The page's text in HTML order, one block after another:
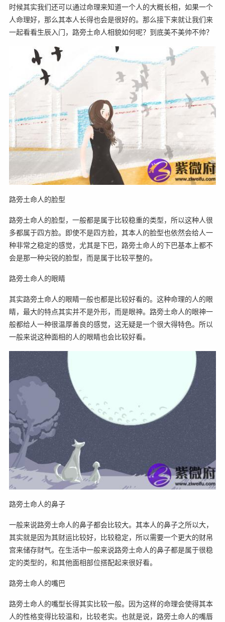
时候其实我们还可以通过命理来知道一个人的大概长相，如果一个
人命理好，那么其本人长得也会是很好的。那么接下来就让我们来
一起看看生辰入门，路旁土命人相貌如何呢？到底美不美帅不帅？
路旁土命人的脸型
路旁土命人的脸型，一般都是属于比较稳重的类型，所以这种人很
多都属于四方脸。即使不是四方脸，其本人的脸型也依然会给人一
种非常之稳定的感觉，尤其是下巴，路旁土命人的下巴基本上都不
会是那一种尖锐的脸型，而是属于比较平整的。
路旁土命人的眼睛
其实路旁土命人的眼睛一般也都是比较好看的。这种命理的人的眼
睛，最大的特点其实并不是外形，而是眼神。路旁土命人的眼神一
般都给人一种很温厚善良的感觉，这无疑是一个很大得特色。所以
一般来说这种面相的人的眼睛也会比较好看。
路旁土命人的鼻子
一般来说路旁土命人的鼻子都会比较大。其本人的鼻子之所以大，
其实就是因为其财运比较好，比较稳定，所以需要一个更大的财帛
宫来储存财气。在生活中一般来说路旁土命人的鼻子都是属于很稳
定的类型的，和其他面相部位搭配起来很好看。
路旁土命人的嘴巴
路旁土命人的嘴型长得其实比较一般。因为这样的命理会使得其本
人的性格变得比较温和，比较老实。也就是说，路旁土命人的嘴唇